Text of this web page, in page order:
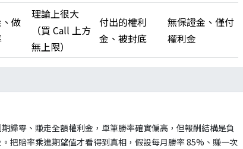
做
理論上很大
（買 Call 上方
無上限）
付出的權利
金、被封底
無保證金、僅付
權利金
歸零、賺走全額權利金，單筆勝率確實偏高，但報酬結構是負
把賠率乘進期望值才看得到真相，假設每月勝率 85%、賺一次